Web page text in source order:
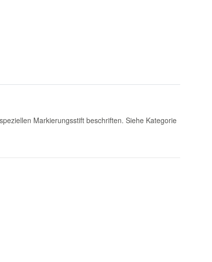
Markierungsstift beschriften. Siehe Kategorie